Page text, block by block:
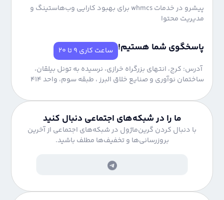
پیشرو در خدمات whmcs برای بهبود کارایی وب‌هاستینگ و
مدیریت محتوا
پاسخگوی شما هستیم! ساعت کاری 9 تا 20
آدرس: کرج، انتهای بزرگراه خرازی، نرسیده به تونل بیلقان،
ساختمان نوآوری و صنایع خلاق البرز ، طبقه سوم، واحد 414
ما را در شبکه‌های اجتماعی دنبال کنید
با دنبال کردن گرین‌ماژول در شبکه‌های اجتماعی از آخرین
بروزرسانی‌ها و تخفیف‌ها مطلف باشید.